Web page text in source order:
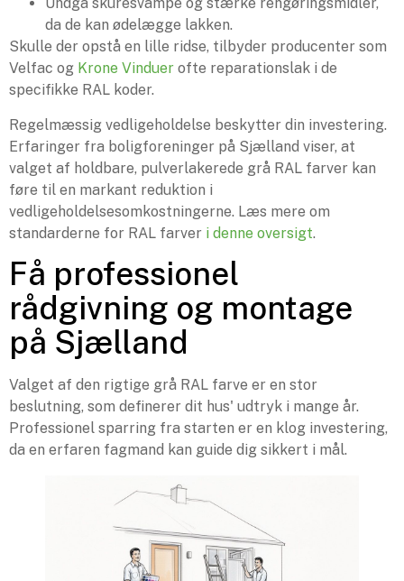
Undgå skuresvampe og stærke rengøringsmidler,
da de kan ødelægge lakken.
Skulle der opstå en lille ridse, tilbyder producenter som
Velfac og Krone Vinduer ofte reparationslak i de
specifikke RAL koder.
Regelmæssig vedligeholdelse beskytter din investering.
Erfaringer fra boligforeninger på Sjælland viser, at
valget af holdbare, pulverlakerede grå RAL farver kan
føre til en markant reduktion i
vedligeholdelsesomkostningerne. Læs mere om
standarderne for RAL farver i denne oversigt.
Få professionel
rådgivning og montage
på Sjælland
Valget af den rigtige grå RAL farve er en stor
beslutning, som definerer dit hus' udtryk i mange år.
Professionel sparring fra starten er en klog investering,
da en erfaren fagmand kan guide dig sikkert i mål.